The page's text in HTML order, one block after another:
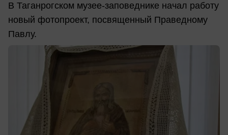
В Таганрогском музее-заповеднике начал работу
новый фотопроект, посвященный Праведному
Павлу.